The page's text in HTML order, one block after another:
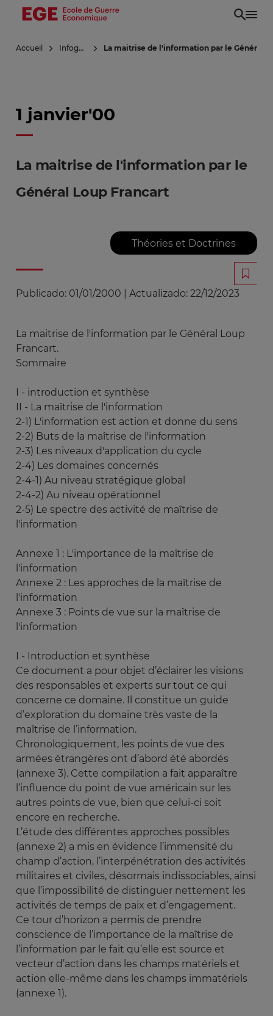
Aller
principal
Accueil Infoguerre La maitrise de l'information par le Général
1 janvier'00
La maitrise de l'information par le
Général Loup Francart
Théories et Doctrines
Publicado: 01/01/2000 Actualizado: 22/12/2023
La maitrise de l'information par le Général Loup
Francart.
Sommaire
I - introduction et synthèse
II - La maîtrise de l'information
2-1) L'information est action et donne du sens
2-2) Buts de la maîtrise de l'information
2-3) Les niveaux d'application du cycle
2-4) Les domaines concernés
2-4-1) Au niveau stratégique global
2-4-2) Au niveau opérationnel
2-5) Le spectre des activité de maîtrise de
l'information
Annexe 1 : L'importance de la maîtrise de
l'information
Annexe 2 : Les approches de la maîtrise de
l'information
Annexe 3 : Points de vue sur la maîtrise de
l'information
I - Introduction et synthèse
Ce document a pour objet d’éclairer les visions
des responsables et experts sur tout ce qui
concerne ce domaine. Il constitue un guide
d’exploration du domaine très vaste de la
maîtrise de l’information.
Chronologiquement, les points de vue des
armées étrangères ont d’abord été abordés
(annexe 3). Cette compilation a fait apparaître
l’influence du point de vue américain sur les
autres points de vue, bien que celui-ci soit
encore en recherche.
L’étude des différentes approches possibles
(annexe 2) a mis en évidence l’immensité du
champ d’action, l’interpénétration des activités
militaires et civiles, désormais indissociables, ainsi
que l’impossibilité de distinguer nettement les
activités de temps de paix et d’engagement.
Ce tour d’horizon a permis de prendre
conscience de l’importance de la maîtrise de
l’information par le fait qu’elle est source et
vecteur d’action dans les champs matériels et
action elle-même dans les champs immatériels
(annexe 1).